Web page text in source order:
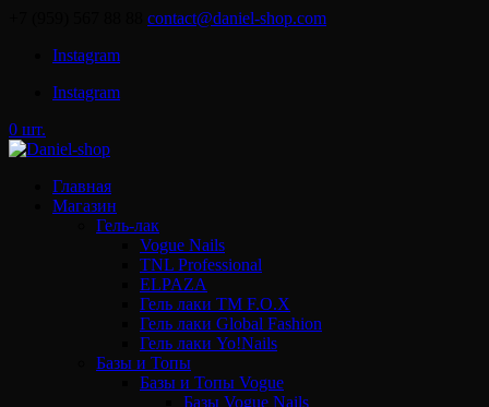
contact@daniel-shop.com
Instagram
Instagram
0 шт.
Главная
Магазин
Гель-лак
Vogue Nails
TNL Professional
ELPAZA
Гель лаки ТМ F.O.X
Гель лаки Global Fashion
Гель лаки Yo!Nails
Базы и Топы
Базы и Топы Vogue
Базы Vogue Nails